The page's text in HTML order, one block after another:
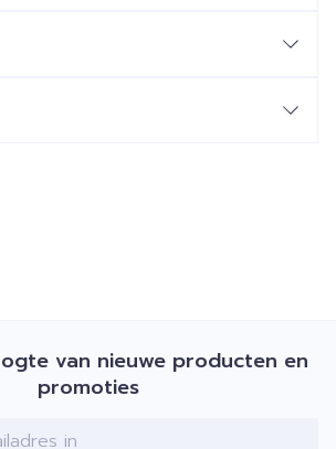
van nieuwe producten en
promoties